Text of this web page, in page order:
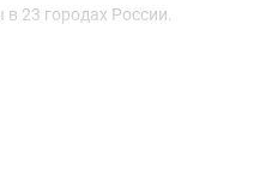
23 городах России.